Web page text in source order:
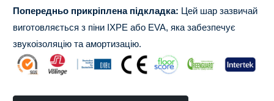
Попередньо прикріплена підкладка: Цей шар зазвичай
виготовляється з піни IXPE або EVA, яка забезпечує
звукоізоляцію та амортизацію.